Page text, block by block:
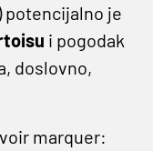
potencijalno je
i pogodak
doslovno,
marquer: